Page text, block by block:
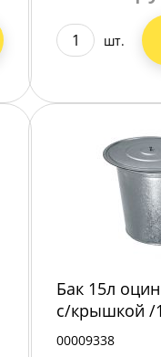
шт.
Бак 15л
с/крышкой /
00009338